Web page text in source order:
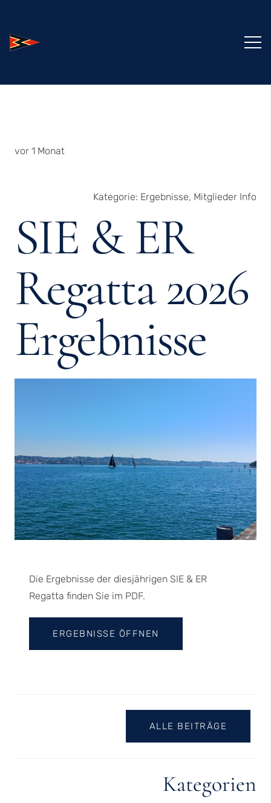
vor 1 Monat
Kategorie: Ergebnisse, Mitglieder Info
SIE & ER
Regatta 2026
Ergebnisse
Die Ergebnisse der diesjährigen SIE & ER
Regatta finden Sie im PDF.
ERGEBNISSE ÖFFNEN
ALLE BEITRÄGE
Kategorien